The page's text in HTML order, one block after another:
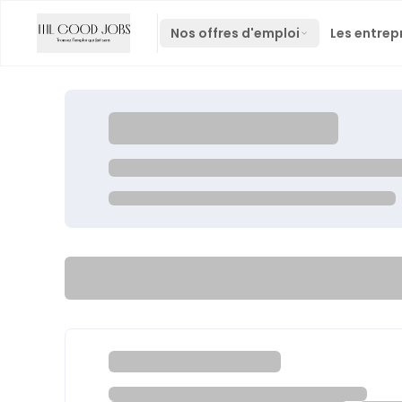
Nos offres d'emploi Les